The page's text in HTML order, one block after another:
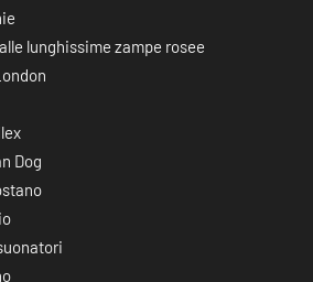
lunghissime zampe rosee
Dog